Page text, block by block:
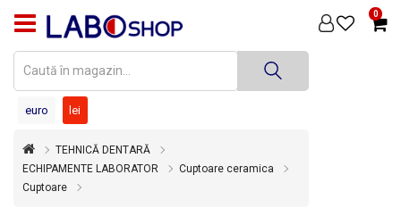
0
PRODUSE
DENTARĂ
DENTARĂ
DEZINFECȚIE
euro lei
TEHNICĂ DENTARĂ
ECHIPAMENTE LABORATOR
Cuptoare ceramica
Cuptoare